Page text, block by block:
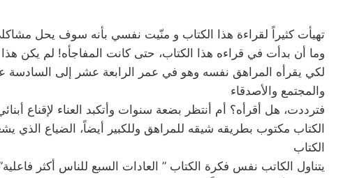
تهيأت كثيراً لقراءة هذا الكتاب و منّيت نفسي بأنه سوف يحل
وما أن بدأت في قراءه هذا الكتاب، حتى كانت المفاجأه! لم يكن هذا
لكي يقرأه المراهق نفسه وهو في عمر الرابعة عشر إلى السادسة
والمجتمع والأصدقاء
فترددت، هل أقرأه؟ أم أنتظر بضعة سنوات وأتكبد العناء لإقناع
الكتاب مكتوب بطريقه شيقه للمراهق وللكبير أيضاً، الضياع الذي
الكتاب
يتناول الكاتب نفس فكرة الكتاب ” العادات السبع للناس أكثر فاعلية” في كيفيه استخدام ٧ عادات لكي يرقى المرء